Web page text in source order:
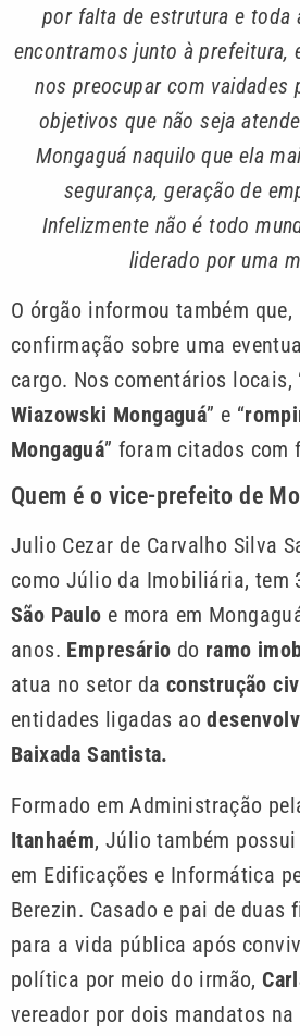
por falta de estrutura e toda
encontramos junto à prefeitura,
nos preocupar com vaidades
objetivos que não seja
Mongaguá naquilo que ela
segurança, geração de
Infelizmente não é todo
liderado por uma
O órgão informou também
confirmação sobre uma
cargo. Nos comentários locais,
Wiazowski Mongaguá” e “
Mongaguá” foram citados com
Quem é o vice-prefeito de
Julio Cezar de Carvalho Silva
como Júlio da Imobiliária, tem
São Paulo e mora em
anos. Empresário do ramo
atua no setor da construção
entidades ligadas ao
Baixada Santista.
Formado em Administração
Itanhaém, Júlio também
em Edificações e Informática
Berezin. Casado e pai de duas
para a vida pública após
política por meio do irmão,
vereador por dois mandatos na